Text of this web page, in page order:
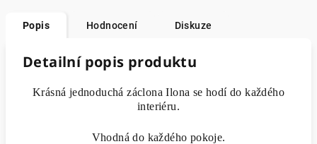
Popis Hodnocení Diskuze
Detailní popis produktu
Krásná jednoduchá záclona Ilona se hodí do každého
interiéru.
Vhodná do každého pokoje.